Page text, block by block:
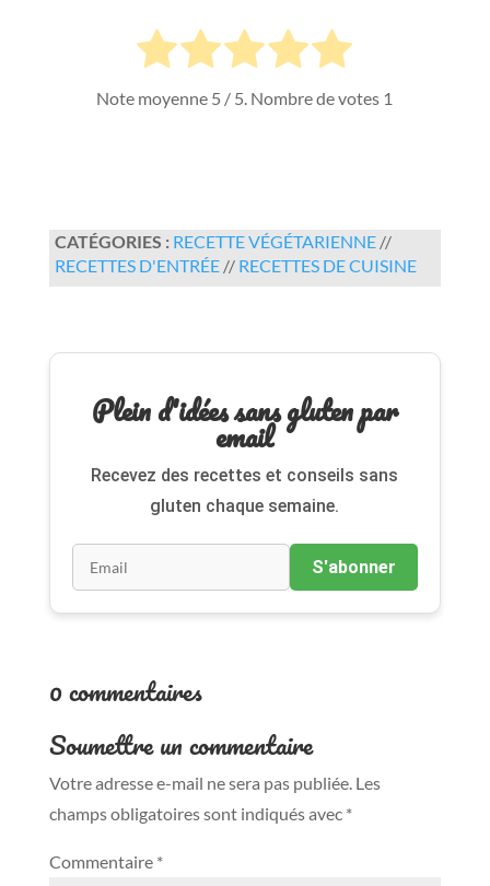
Note moyenne 5 / 5. Nombre de votes 1
CATÉGORIES : RECETTE VÉGÉTARIENNE//
RECETTES D'ENTRÉE// RECETTES DE CUISINE
Plein d'idées sans gluten par
email
Recevez des recettes et conseils sans
gluten chaque semaine.
S'abonner
0 commentaires
Soumettre un commentaire
Votre adresse e-mail ne sera pas publiée. Les
champs obligatoires sont indiqués avec *
Commentaire *